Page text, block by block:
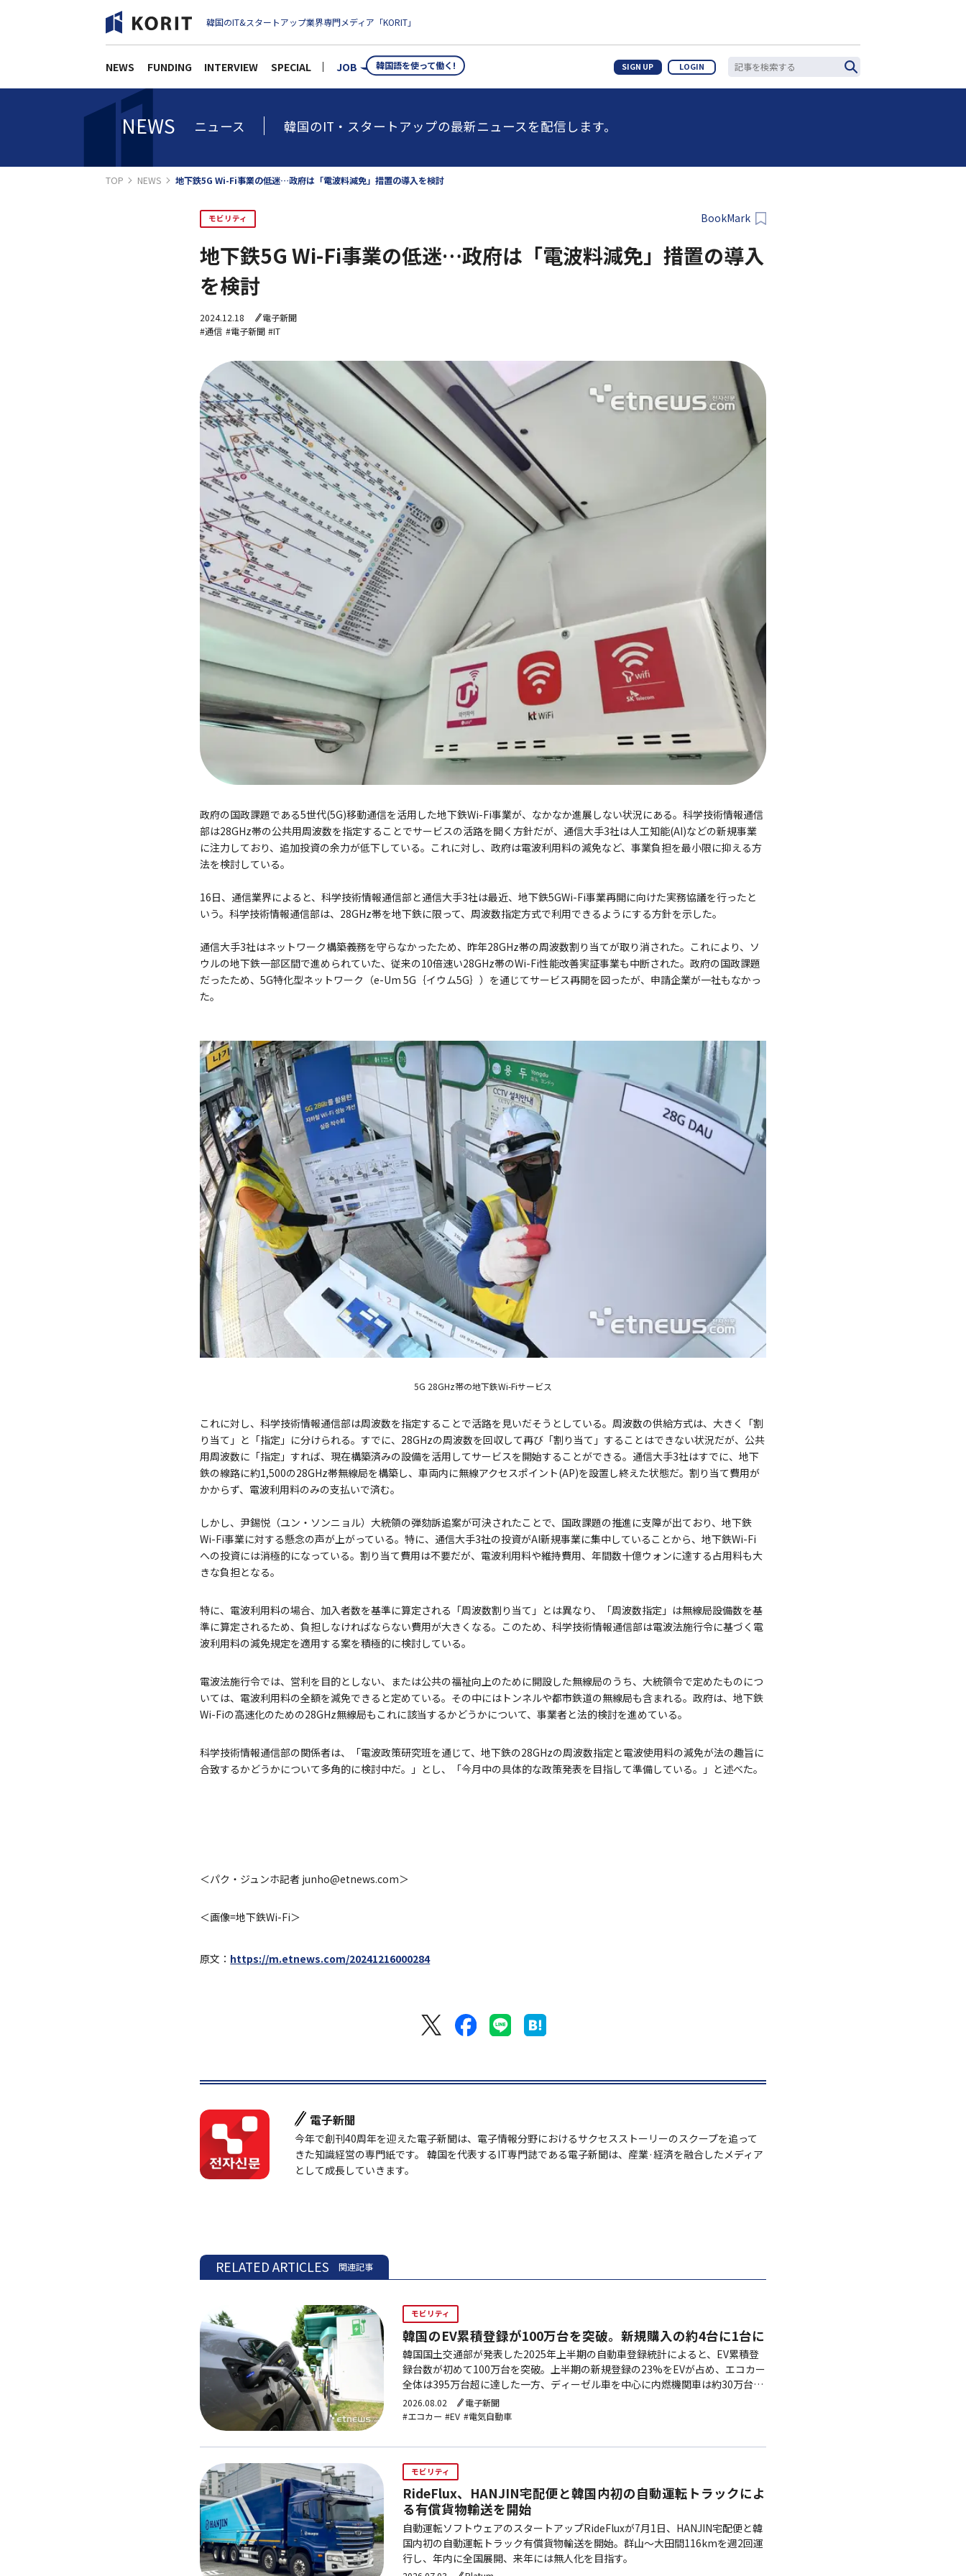
韓国のIT&スタートアップ業界専門メディア「KORIT」
NEWS FUNDING INTERVIEW SPECIAL JOB 韓国語を使って働く! SIGN UP LOGIN
NEWS ニュース 韓国のIT・スタートアップの最新ニュースを配信します。
TOP NEWS 地下鉄5G Wi-Fi事業の低迷…政府は「電波料減免」措置の導入を検討
モビリティ BookMark
地下鉄5G Wi-Fi事業の低迷…政府は「電波料減免」措置の導入
を検討
2024.12.18
電子新聞
#通信 #電子新聞 #IT
政府の国政課題である5世代(5G)移動通信を活用した地下鉄Wi-Fi事業が、なかなか進展しない状況にある。科学技術情報通信
部は28GHz帯の公共用周波数を指定することでサービスの活路を開く方針だが、通信大手3社は人工知能(AI)などの新規事業
に注力しており、追加投資の余力が低下している。これに対し、政府は電波利用料の減免など、事業負担を最小限に抑える方
法を検討している。
16日、通信業界によると、科学技術情報通信部と通信大手3社は最近、地下鉄5GWi-Fi事業再開に向けた実務協議を行ったと
いう。科学技術情報通信部は、28GHz帯を地下鉄に限って、周波数指定方式で利用できるようにする方針を示した。
通信大手3社はネットワーク構築義務を守らなかったため、昨年28GHz帯の周波数割り当てが取り消された。これにより、ソ
ウルの地下鉄一部区間で進められていた、従来の10倍速い28GHz帯のWi-Fi性能改善実証事業も中断された。政府の国政課題
だったため、5G特化型ネットワーク（e-Um 5G｛イウム5G｝）を通じてサービス再開を図ったが、申請企業が一社もなかっ
た。
5G 28GHz帯の地下鉄Wi-Fiサービス
これに対し、科学技術情報通信部は周波数を指定することで活路を見いだそうとしている。周波数の供給方式は、大きく「割
り当て」と「指定」に分けられる。すでに、28GHzの周波数を回収して再び「割り当て」することはできない状況だが、公共
用周波数に「指定」すれば、現在構築済みの設備を活用してサービスを開始することができる。通信大手3社はすでに、地下
鉄の線路に約1,500の28GHz帯無線局を構築し、車両内に無線アクセスポイント(AP)を設置し終えた状態だ。割り当て費用が
かからず、電波利用料のみの支払いで済む。
しかし、尹錫悦（ユン・ソンニョル）大統領の弾劾訴追案が可決されたことで、国政課題の推進に支障が出ており、地下鉄
Wi-Fi事業に対する懸念の声が上がっている。特に、通信大手3社の投資がAI新規事業に集中していることから、地下鉄Wi-Fi
への投資には消極的になっている。割り当て費用は不要だが、電波利用料や維持費用、年間数十億ウォンに達する占用料も大
きな負担となる。
特に、電波利用料の場合、加入者数を基準に算定される「周波数割り当て」とは異なり、「周波数指定」は無線局設備数を基
準に算定されるため、負担しなければならない費用が大きくなる。このため、科学技術情報通信部は電波法施行令に基づく電
波利用料の減免規定を適用する案を積極的に検討している。
電波法施行令では、営利を目的としない、または公共の福祉向上のために開設した無線局のうち、大統領令で定めたものにつ
いては、電波利用料の全額を減免できると定めている。その中にはトンネルや都市鉄道の無線局も含まれる。政府は、地下鉄
Wi-Fiの高速化のための28GHz無線局もこれに該当するかどうかについて、事業者と法的検討を進めている。
科学技術情報通信部の関係者は、「電波政策研究班を通じて、地下鉄の28GHzの周波数指定と電波使用料の減免が法の趣旨に
合致するかどうかについて多角的に検討中だ。」とし、「今月中の具体的な政策発表を目指して準備している。」と述べた。
＜パク・ジュンホ記者 junho@etnews.com＞
＜画像=地下鉄Wi-Fi＞
原文： https://m.etnews.com/20241216000284
電子新聞
今年で創刊40周年を迎えた電子新聞は、電子情報分野におけるサクセスストーリーのスクープを追って
きた知識経営の専門紙です。 韓国を代表するIT専門誌である電子新聞は、産業·経済を融合したメディア
として成長していきます。
RELATED ARTICLES 関連記事
モビリティ
韓国のEV累積登録が100万台を突破。新規購入の約4台に1台に
韓国国土交通部が発表した2025年上半期の自動車登録統計によると、EV累積登
録台数が初めて100万台を突破。上半期の新規登録の23%をEVが占め、エコカー
全体は395万台超に達した一方、ディーゼル車を中心に内燃機関車は約30万台減
少した。
2026.08.02
電子新聞
#エコカー #EV #電気自動車
モビリティ
RideFlux、HANJIN宅配便と韓国内初の自動運転トラックによ
る有償貨物輸送を開始
自動運転ソフトウェアのスタートアップRideFluxが7月1日、HANJIN宅配便と韓
国内初の自動運転トラック有償貨物輸送を開始。群山〜大田間116kmを週2回運
行し、年内に全国展開、来年には無人化を目指す。